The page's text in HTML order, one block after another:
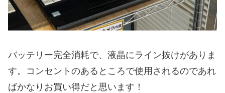
バッテリー完全消耗で、液晶にライン抜けがありま
す。コンセントのあるところで使用されるのであれ
ばかなりお買い得だと思います！